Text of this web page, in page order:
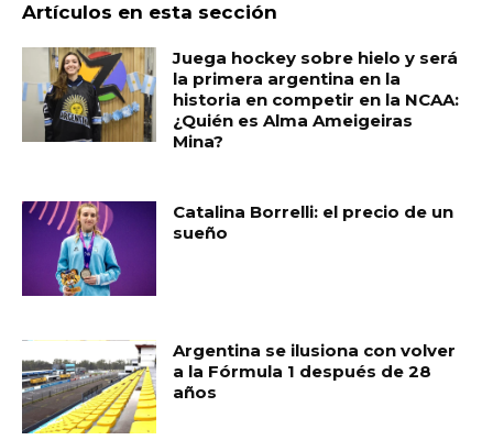
Artículos en esta sección
Juega hockey sobre hielo y será
la primera argentina en la
historia en competir en la NCAA:
¿Quién es Alma Ameigeiras
Mina?
Catalina Borrelli: el precio de un
sueño
Argentina se ilusiona con volver
a la Fórmula 1 después de 28
años